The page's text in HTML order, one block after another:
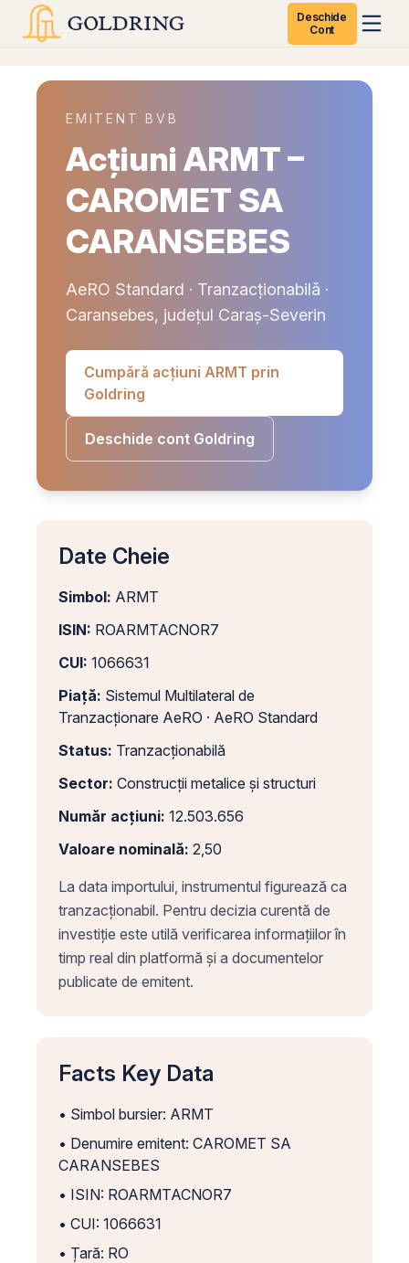
Deschide
Cont
EMITENT BVB
Acțiuni ARMT –
CAROMET SA
CARANSEBES
AeRO Standard · Tranzacționabilă ·
Caransebes, județul Caraș-Severin
Cumpără acțiuni ARMT prin
Goldring
Deschide cont Goldring
Date Cheie
Simbol: ARMT
ISIN: ROARMTACNOR7
CUI: 1066631
Piață: Sistemul Multilateral de
Tranzacționare AeRO · AeRO Standard
Status: Tranzacționabilă
Sector: Construcții metalice și structuri
Număr acțiuni: 12.503.656
Valoare nominală: 2,50
La data importului, instrumentul figurează ca
tranzacționabil. Pentru decizia curentă de
investiție este utilă verificarea informațiilor în
timp real din platformă și a documentelor
publicate de emitent.
Facts Key Data
• Simbol bursier: ARMT
• Denumire emitent: CAROMET SA
CARANSEBES
• ISIN: ROARMTACNOR7
• CUI: 1066631
• Țară: RO